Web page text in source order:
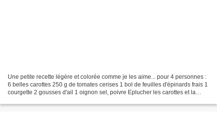
Une petite recette légère et colorée comme je les aime... pour 4 personnes :
6 belles carottes 250 g de tomates cerises 1 bol de feuilles d'épinards frais 1
courgette 2 gousses d'ail 1 oignon sel, poivre Eplucher les carottes et la